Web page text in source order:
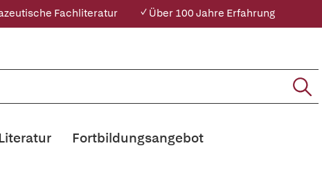
Fachliteratur ✓ Über 100 Jahre Erfahrung
Fortbildungsangebot